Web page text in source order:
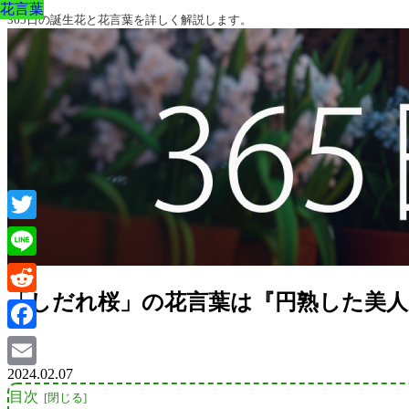
365日の誕生花と花言葉を詳しく解説します。
「しだれ桜」の花言葉は『円熟した美
花言葉
2024.02.07
目次
花言葉
花言葉
花言葉
花言葉
花言葉
花言葉
Twitter
Line
Reddit
Facebook
Email